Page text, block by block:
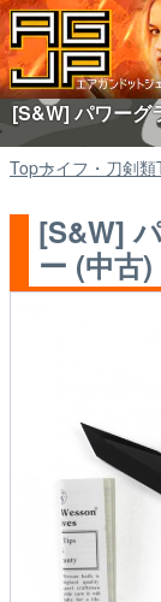
[S&W] パワーグ
Topナイフ・刀剣類
[S&W]
ー (中古)